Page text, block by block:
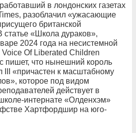
в лондонских газетах
разоблачил «ужасающие
британской
статье «Школа дураков»,
2024 года на несистемной
Of Liberated Children
пишет, что нынешний король
III «причастен к масштабному
которое под видом
действует в
интернате «Олденхэм»
Хартфордшир на юго-